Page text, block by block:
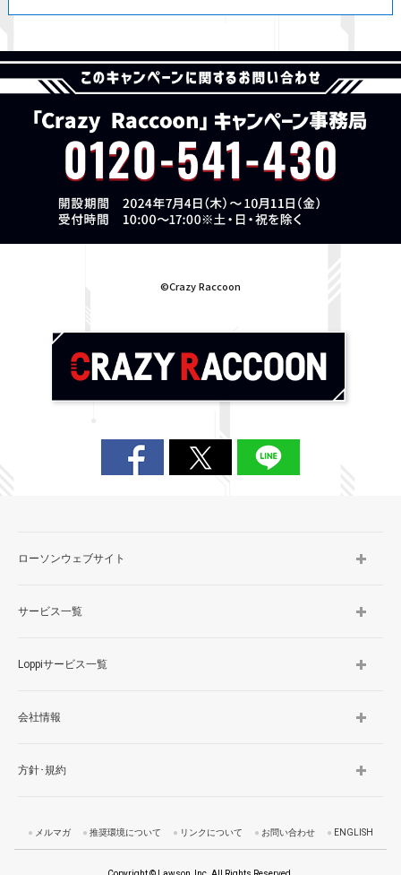
©Crazy Raccoon
ローソンウェブサイト
サービス一覧
Loppiサービス一覧
会社情報
方針･規約
メルマガ 推奨環境について リンクについて お問い合わせ ENGLISH